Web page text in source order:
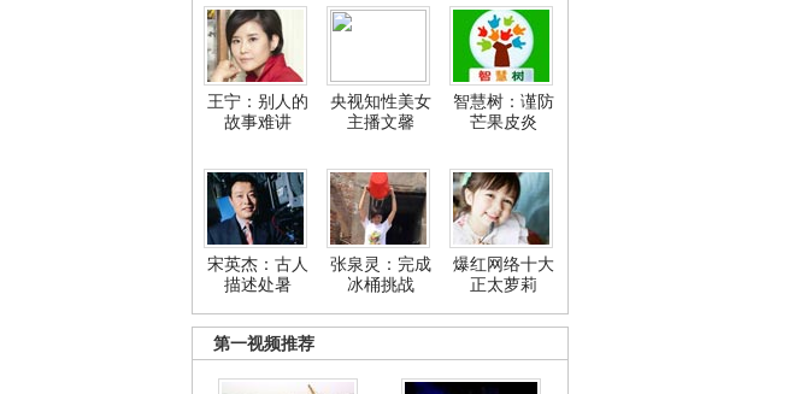
王宁：别人的
故事难讲
央视知性美女
主播文馨
智慧树：谨防
芒果皮炎
宋英杰：古人
描述处暑
张泉灵：完成
冰桶挑战
爆红网络十大
正太萝莉
第一视频推荐